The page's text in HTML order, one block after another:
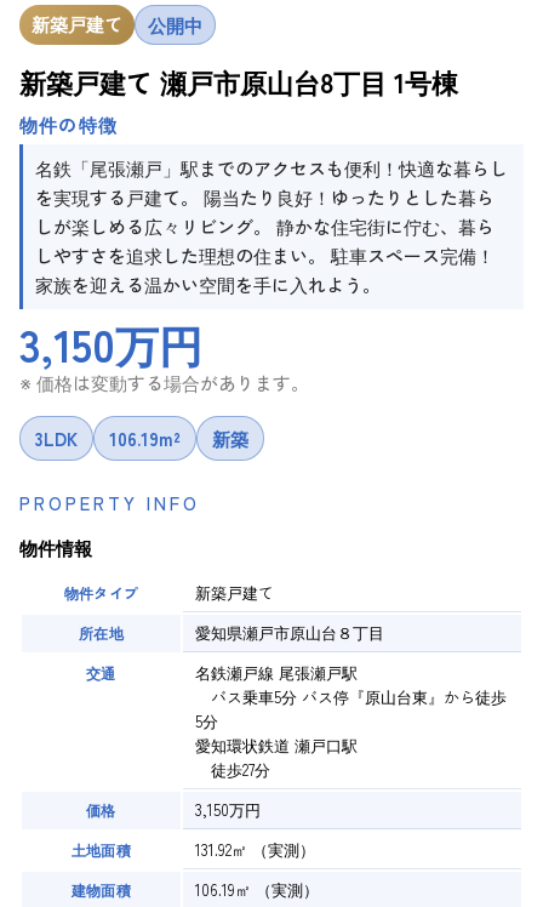
新築戸建て 公開中
新築戸建て 瀬戸市原山台8丁目 1号棟
物件の特徴
名鉄「尾張瀬戸」駅までのアクセスも便利！快適な暮らし
を実現する戸建て。 陽当たり良好！ゆったりとした暮ら
しが楽しめる広々リビング。 静かな住宅街に佇む、暮ら
しやすさを追求した理想の住まい。 駐車スペース完備！
家族を迎える温かい空間を手に入れよう。
3,150万円
※ 価格は変動する場合があります。
3LDK 106.19m² 新築
PROPERTY INFO
物件情報
物件タイプ 新築戸建て
所在地 愛知県瀬戸市原山台８丁目
交通
名鉄瀬戸線 尾張瀬戸駅
バス乗車5分 バス停『原山台東』から徒歩
5分
愛知環状鉄道 瀬戸口駅
徒歩27分
価格 3,150万円
土地面積 131.92㎡ （実測）
建物面積 106.19㎡ （実測）